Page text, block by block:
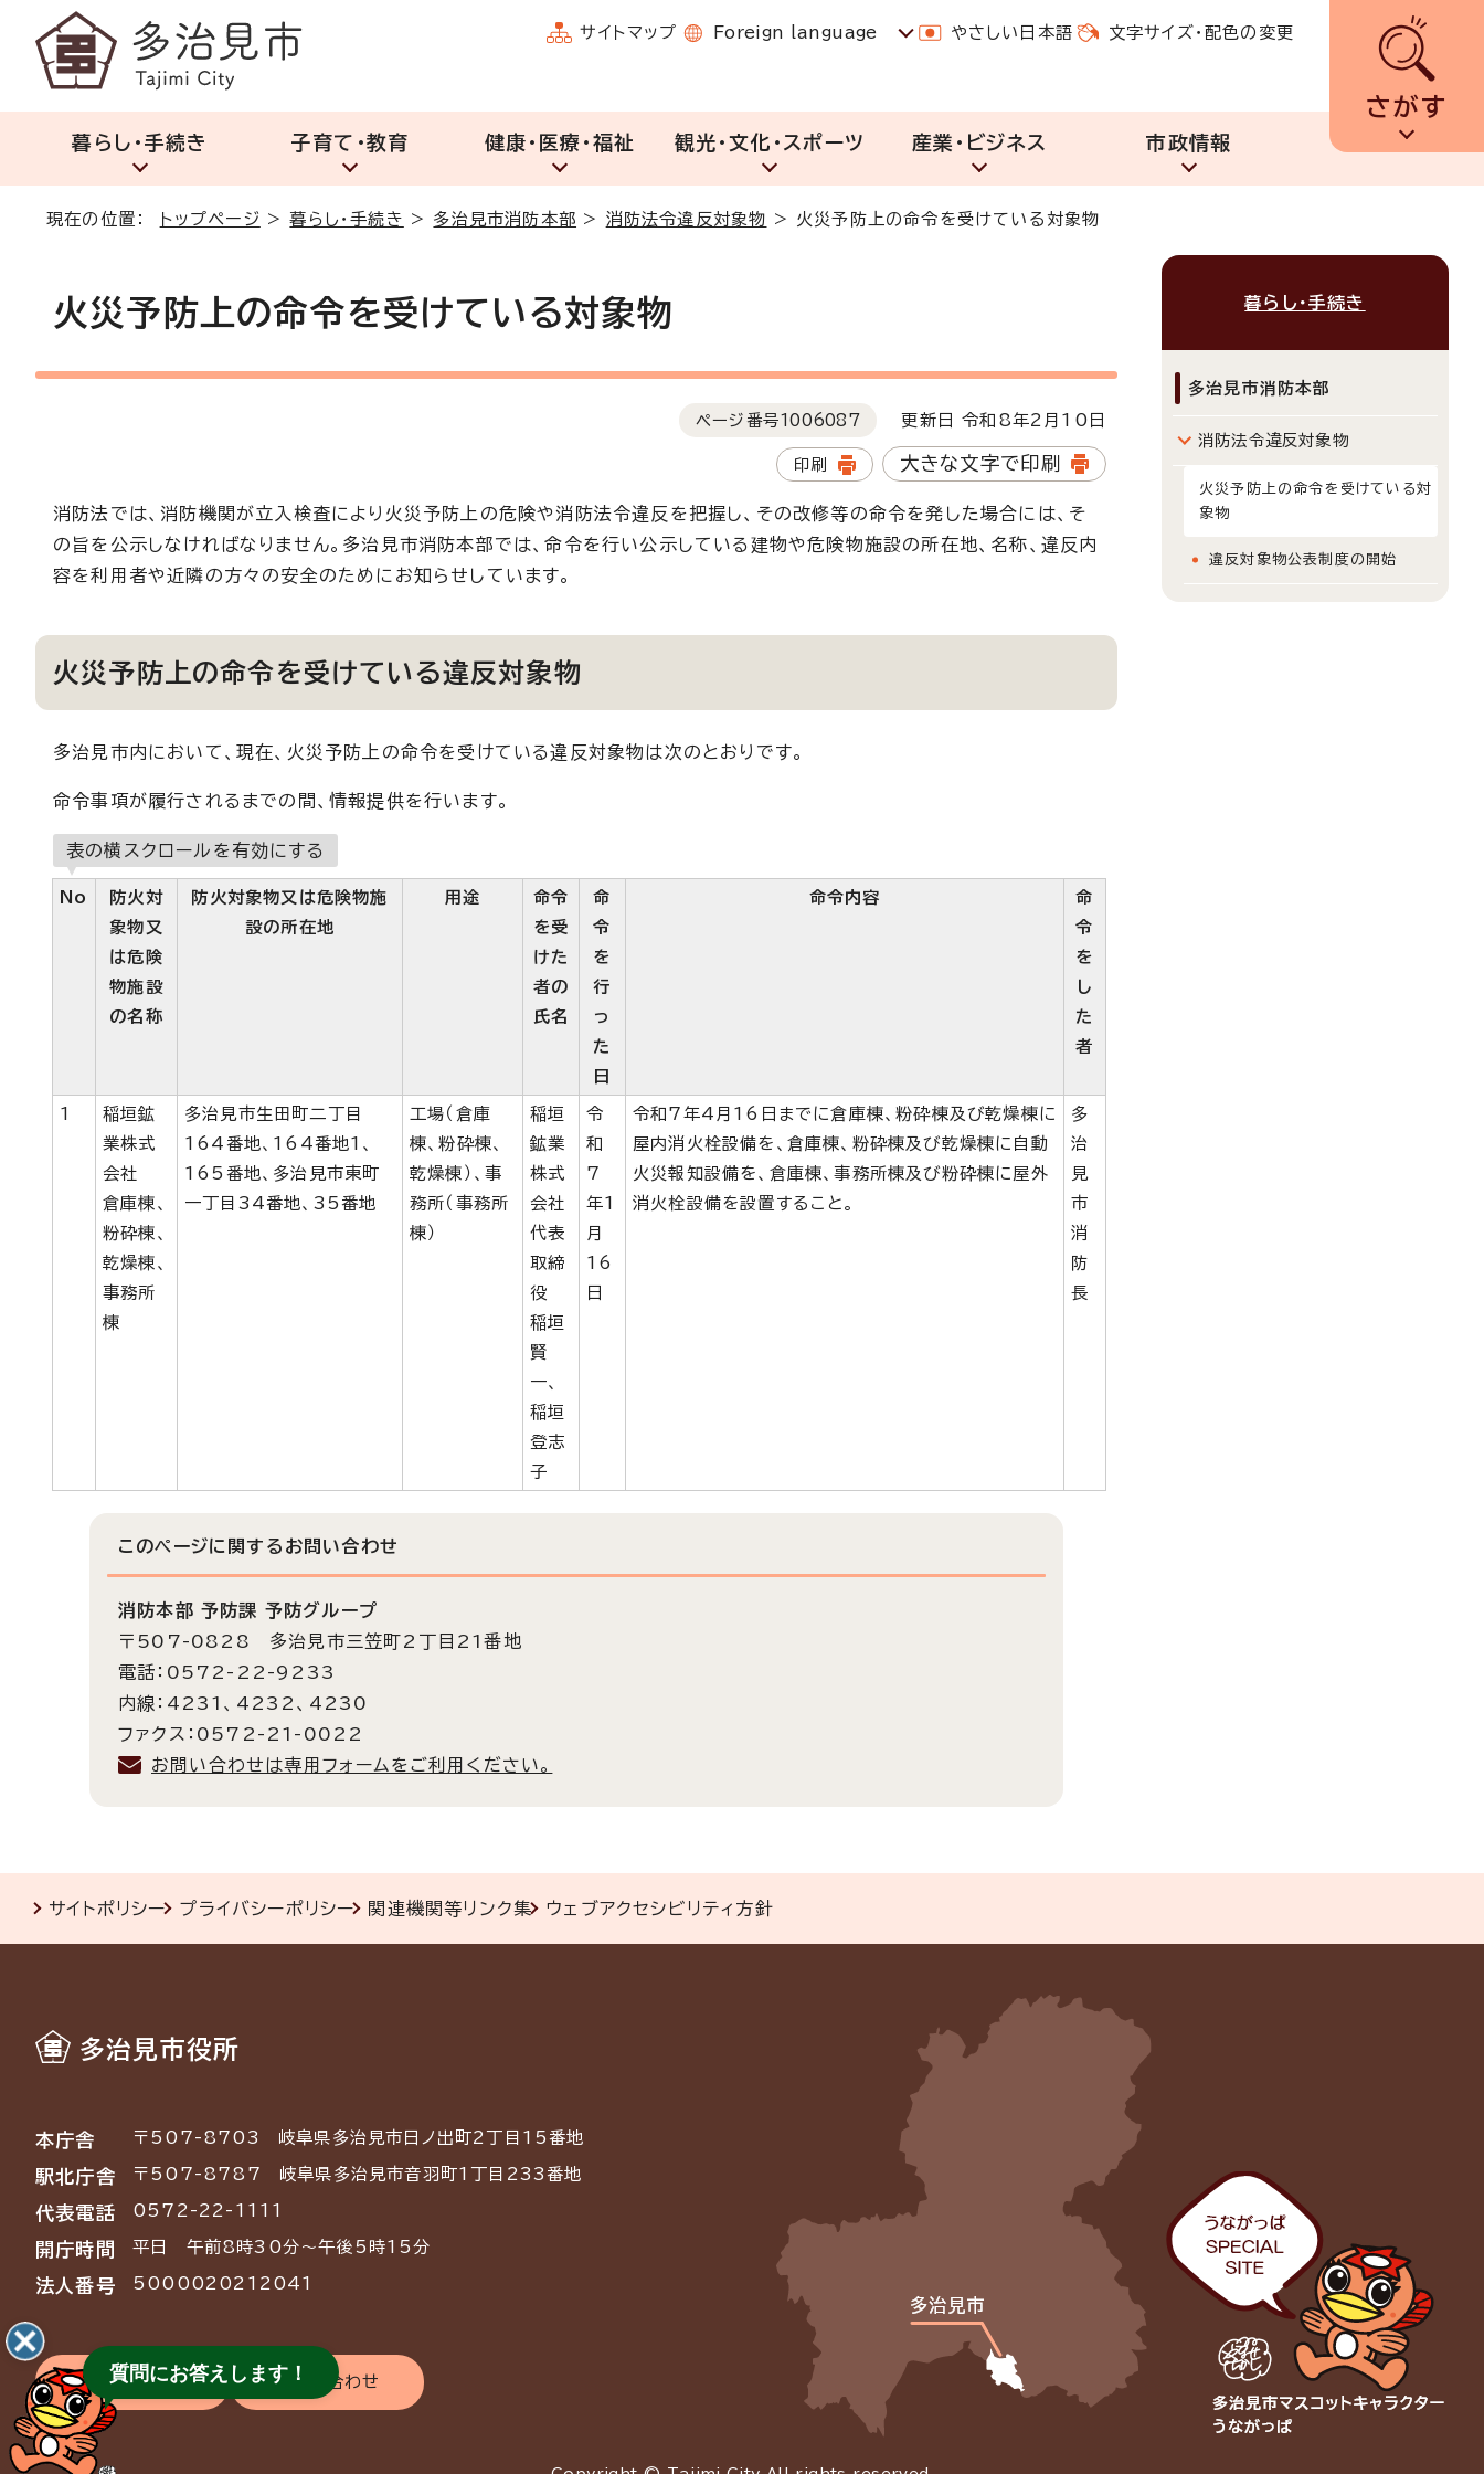
サイトマップ Foreign language やさしい日本語 文字サイズ・配色の変更
さがす
暮らし・手続き 子育て・教育 健康・医療・福祉 観光・文化・スポーツ 産業・ビジネス 市政情報
現在の位置： トップページ >暮らし・手続き > 多治見市消防本部 > 消防法令違反対象物 > 火災予防上の命令を受けている対象物
火災予防上の命令を受けている対象物
ページ番号1006087 更新日 令和8年2月10日
印刷 大きな文字で印刷
消防法では、消防機関が立入検査により火災予防上の危険や消防法令違反を把握し、その改修等の命令を発した場合には、そ
の旨を公示しなければなりません。多治見市消防本部では、命令を行い公示している建物や危険物施設の所在地、名称、違反内
容を利用者や近隣の方々の安全のためにお知らせしています。
火災予防上の命令を受けている違反対象物
多治見市内において、現在、火災予防上の命令を受けている違反対象物は次のとおりです。
命令事項が履行されるまでの間、情報提供を行います。
表の横スクロールを有効にする
No
防火対
象物又
は危険
物施設
の名称
防火対象物又は危険物施
設の所在地
用途
命令
を受
けた
者の
氏名
命
令
を
行
っ
た
日
命令内容
命
令
を
し
た
者
1
稲垣鉱
業株式
会社
倉庫棟、
粉砕棟、
乾燥棟、
事務所
棟
多治見市生田町二丁目
164番地、164番地1、
165番地、多治見市東町
一丁目34番地、35番地
工場（倉庫
棟、粉砕棟、
乾燥棟）、事
務所（事務所
棟）
稲垣
鉱業
株式
会社
代表
取締
役
稲垣
賢
一、
稲垣
登志
子
令
和
7
年1
月
16
日
令和7年4月16日までに倉庫棟、粉砕棟及び乾燥棟に
屋内消火栓設備を、倉庫棟、粉砕棟及び乾燥棟に自動
火災報知設備を、倉庫棟、事務所棟及び粉砕棟に屋外
消火栓設備を設置すること。
多
治
見
市
消
防
長
このページに関する お問い合わせ
消防本部 予防課 予防グループ
〒507-0828 多治見市三笠町2丁目21番地
電話：0572-22-9233
内線：4231、4232、4230
ファクス：0572-21-0022
お問い合わせは専用フォームをご利用ください。
暮らし・手続き
多治見市消防本部
消防法令違反対象物
火災予防上の命令を受けている対
象物
違反対象物公表制度の開始
サイトポリシー プライバシーポリシー 関連機関等リンク集 ウェブアクセシビリティ方針
多治見市役所
本庁舎 〒507-8703 岐阜県多治見市日ノ出町2丁目15番地
駅北庁舎 〒507-8787 岐阜県多治見市音羽町1丁目233番地
代表電話 0572-22-1111
開庁時間 平日 午前8時30分～午後5時15分
法人番号 5000020212041
交通アクセス お問い合わせ
質問にお答えします！